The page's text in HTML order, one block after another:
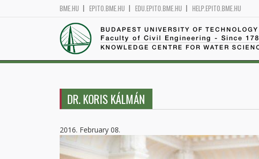
BME.HU EPITO.BME.HU EDU.EPITO.BME.HU HELP.EPITO.BME.HU
BUDAPEST UNIVERSITY OF
Faculty of Civil Engineering - Since
KNOWLEDGE CENTRE FOR WATER
DR. KORIS KÁLMÁN
2016. February 08.